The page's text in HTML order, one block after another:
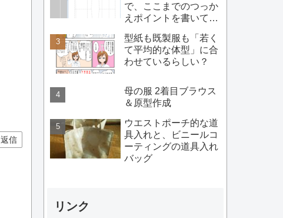
返信
で、ここまでのつっか
えポイントを書いてみ
型紙も既製服も「若く
て平均的な体型」に合
わせているらしい？
母の服 2着目ブラウス
＆原型作成
ウエストポーチ的な道
具入れと、ビニールコ
ーティングの道具入れ
バッグ
リンク